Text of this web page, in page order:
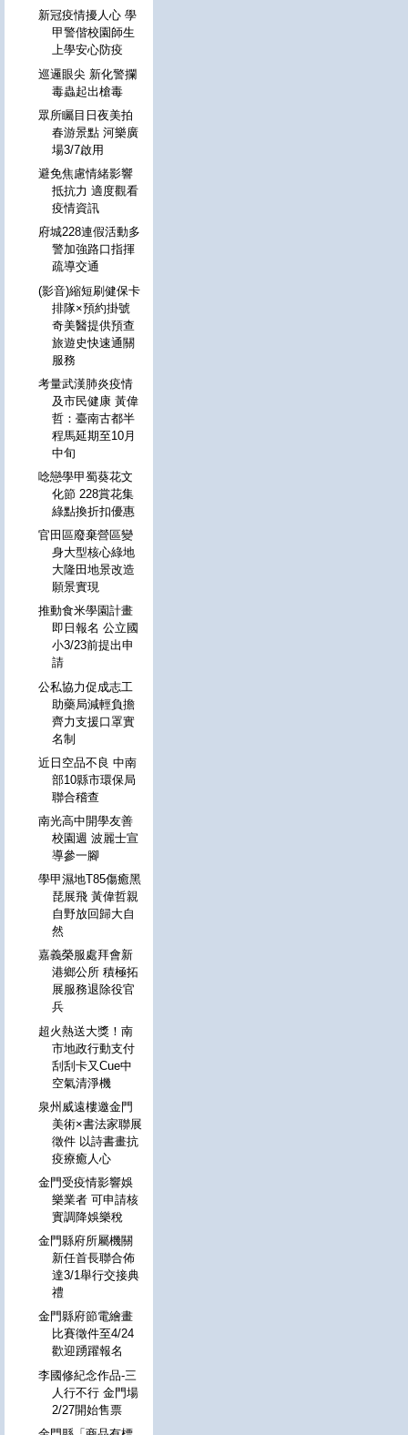
新冠疫情擾人心 學
甲警偕校園師生
上學安心防疫
巡邏眼尖 新化警攔
毒蟲起出槍毒
眾所矚目日夜美拍
春游景點 河樂廣
場3/7啟用
避免焦慮情緒影響
抵抗力 適度觀看
疫情資訊
府城228連假活動多
警加強路口指揮
疏導交通
(影音)縮短刷健保卡
排隊×預約掛號
奇美醫提供預查
旅遊史快速通關
服務
考量武漢肺炎疫情
及市民健康 黃偉
哲：臺南古都半
程馬延期至10月
中旬
唸戀學甲蜀葵花文
化節 228賞花集
綠點換折扣優惠
官田區廢棄營區變
身大型核心綠地
大隆田地景改造
願景實現
推動食米學園計畫
即日報名 公立國
小3/23前提出申
請
公私協力促成志工
助藥局減輕負擔
齊力支援口罩實
名制
近日空品不良 中南
部10縣市環保局
聯合稽查
南光高中開學友善
校園週 波麗士宣
導參一腳
學甲濕地T85傷癒黑
琵展飛 黃偉哲親
自野放回歸大自
然
嘉義榮服處拜會新
港鄉公所 積極拓
展服務退除役官
兵
超火熱送大獎！南
市地政行動支付
刮刮卡又Cue中
空氣清淨機
泉州威遠樓邀金門
美術×書法家聯展
徵件 以詩書畫抗
疫療癒人心
金門受疫情影響娛
樂業者 可申請核
實調降娛樂稅
金門縣府所屬機關
新任首長聯合佈
達3/1舉行交接典
禮
金門縣府節電繪畫
比賽徵件至4/24
歡迎踴躍報名
李國修紀念作品-三
人行不行 金門場
2/27開始售票